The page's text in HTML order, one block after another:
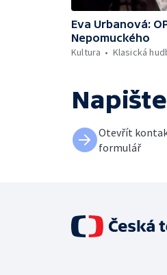
Eva Urbanová:
Nepomuckého
Kultura
Klasická
Otevřít
formulář